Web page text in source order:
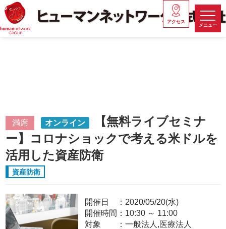
メニュー
アクセス
満席 オンライン
【無料ライブセミナ
ー】コロナショックで考える米ドルを
活用した資産防衛
資産防衛
開催日
2020/05/20(水)
開催時間： 10:30～ 11:00
対象
一般法人,医療法人